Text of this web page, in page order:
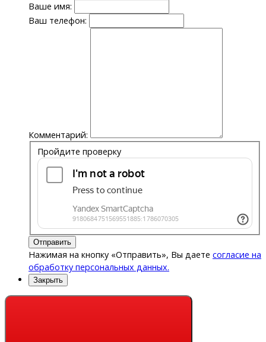
Ваше имя:
Ваш телефон:
Комментарий:
Пройдите проверку
Отправить
Нажимая на кнопку «Отправить», Вы даете согласие на
обработку персональных данных.
Закрыть